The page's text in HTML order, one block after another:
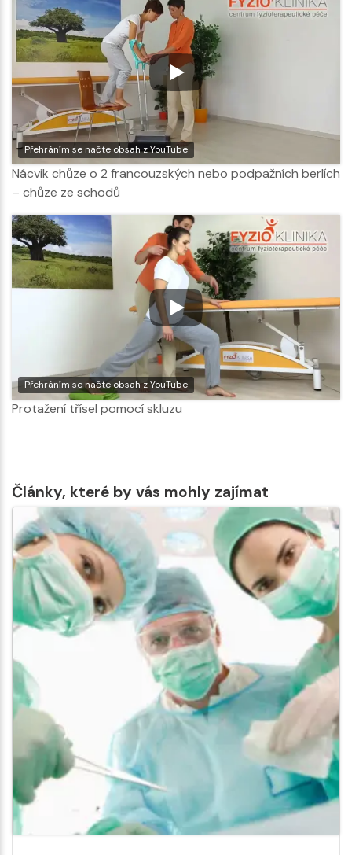
Přehráním se načte obsah z YouTube
Nácvik chůze o 2 francouzských nebo podpažních berlích
– chůze ze schodů
Přehráním se načte obsah z YouTube
Protažení třísel pomocí skluzu
Články, které by vás mohly zajímat